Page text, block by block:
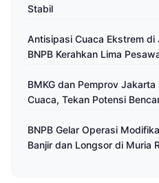
Stabil
Antisipasi Cuaca Ekstrem
BNPB Kerahkan Lima
BMKG dan Pemprov
Cuaca, Tekan Potensi
BNPB Gelar Operasi
Banjir dan Longsor di Muria